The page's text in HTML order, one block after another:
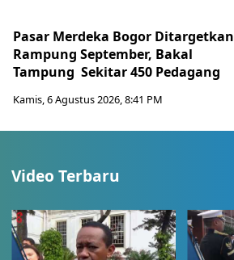
Pasar Merdeka Bogor Ditargetkan
Rampung September, Bakal
Tampung Sekitar 450 Pedagang
Kamis, 6 Agustus 2026, 8:41 PM
Video Terbaru